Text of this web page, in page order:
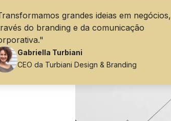
grandes ideias em negócios,
do branding e da comunicação
Gabriella Turbiani
CEO da Turbiani Design & Branding